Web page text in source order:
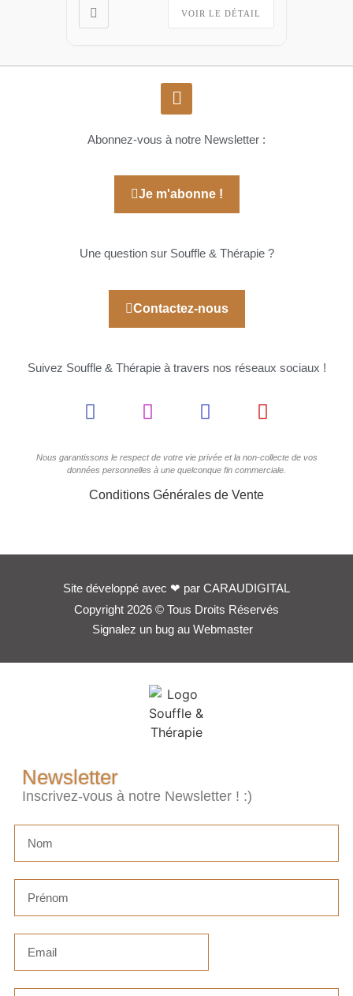
VOIR LE DÉTAIL
Abonnez-vous à notre Newsletter :
Je m'abonne !
Une question sur Souffle & Thérapie ?
Contactez-nous
Suivez Souffle & Thérapie à travers nos réseaux sociaux !
Nous garantissons le respect de votre vie privée et la non-collecte de vos
données personnelles à une quelconque fin commerciale.
Conditions Générales de Vente
Site développé avec ❤ par CARAUDIGITAL
Copyright 2026 © Tous Droits Réservés
Signalez un bug au Webmaster
Newsletter
Inscrivez-vous à notre Newsletter ! :)